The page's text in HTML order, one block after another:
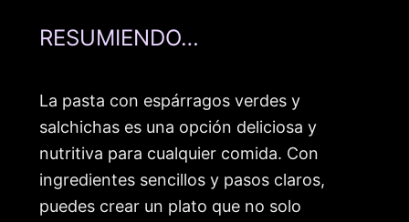
RESUMIENDO…
La pasta con espárragos verdes y
salchichas es una opción deliciosa y
nutritiva para cualquier comida. Con
ingredientes sencillos y pasos claros,
puedes crear un plato que no solo